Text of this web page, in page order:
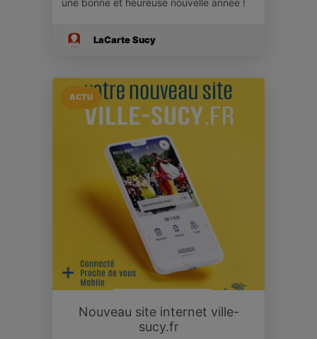
LaCarte Sucy
ACTU
Nouveau site internet ville-
sucy.fr